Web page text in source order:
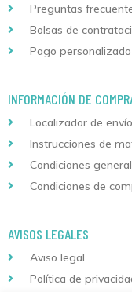
Preguntas
Bolsas de
Pago personalizado
INFORMACIÓN DE
Localizador de
Instrucciones de
Condiciones
Condiciones de
AVISOS LEGALES
Aviso legal
Política de